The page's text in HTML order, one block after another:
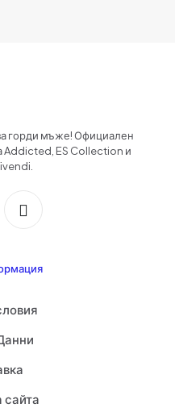
горди мъже! Официален
Addicted, ES Collection и
сайта